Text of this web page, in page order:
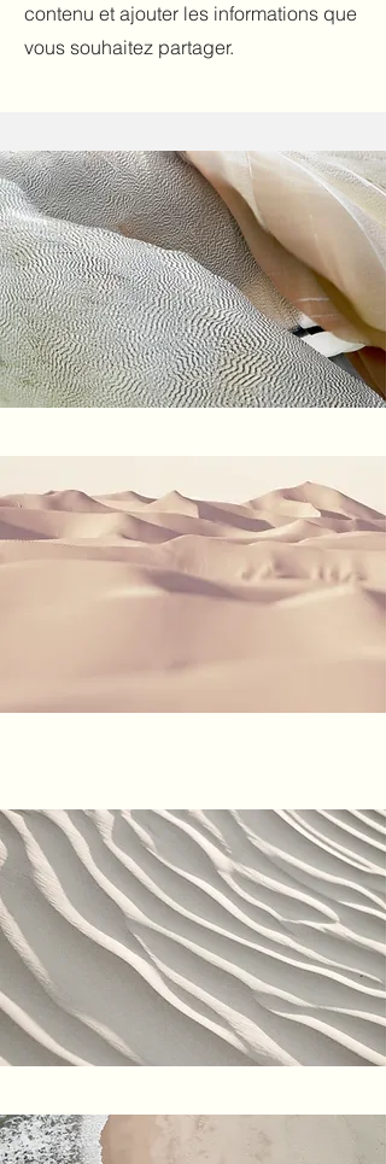
contenu et ajouter les informations que
vous souhaitez partager.